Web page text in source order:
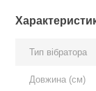
Тип вібратора
Довжина (см)